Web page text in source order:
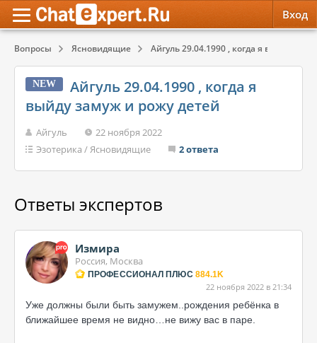
Вход
Вопросы Ясновидящие Айгуль 29.04.1990 , когда я выйду
NEW
Айгуль 29.04.1990 , когда я
выйду замуж и рожу детей
Айгуль
22 ноября 2022
Эзотерика /Ясновидящие 2 ответа
Ответы экспертов
Измира
Россия, Москва
ПРОФЕССИОНАЛ ПЛЮС 884.1K
22 ноября 2022 в 21:34
Уже должны были быть замужем..рождения ребёнка в
ближайшее время не видно…не вижу вас в паре.
Психология
Эзотерика
Красота, Здоровье
Психология
Эзотерика
Красота, Здоровье
Обратная связь
Служба поддержки
Правила сервиса